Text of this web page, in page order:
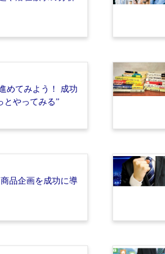
めてみよう！ 成功
とやってみる”
品企画を成功に導